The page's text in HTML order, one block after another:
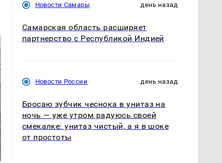
Как выглядит место
Не ешьте эту
Новости Самары день назад
Самарская область расширяет
партнерство с Республикой Индией
Новости России день назад
Бросаю зубчик чеснока в унитаз на
ночь — уже утром радуюсь своей
смекалке: унитаз чистый, а я в шоке
от простоты